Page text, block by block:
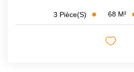
3 Pièce(s) 68 M²